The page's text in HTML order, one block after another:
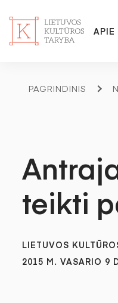
APIE
PAGRINDINIS
teikti
LIETUVOS
2015 M. VASARIO 9